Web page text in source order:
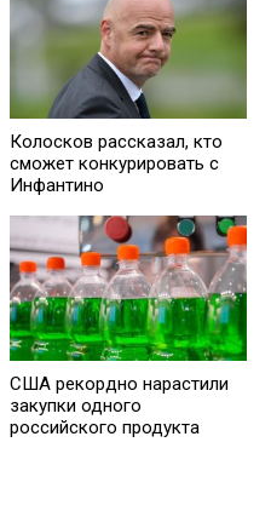
Колосков рассказал, кто
сможет конкурировать с
Инфантино
США рекордно нарастили
закупки одного
российского продукта